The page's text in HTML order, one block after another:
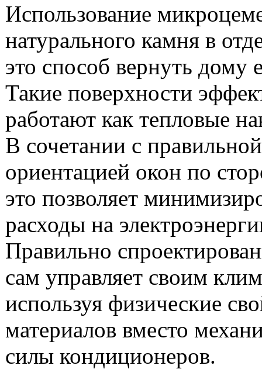
Использование
натурального камня в
это способ вернуть дому
Такие поверхности
работают как тепловые
В сочетании с правильной
ориентацией окон по
это позволяет
расходы на
Правильно
сам управляет своим
используя физические
материалов вместо
силы кондиционеров.